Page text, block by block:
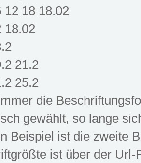
12 18 18.02
18.02
21.2
25.2
die
gewählt, so lange
Beispiel ist die zweite
ist über der